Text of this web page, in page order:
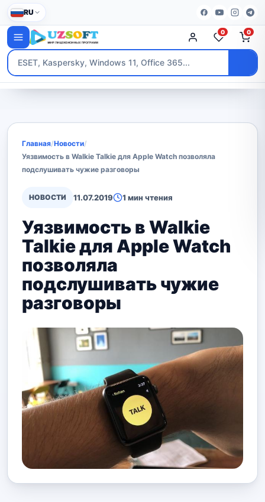
RU
0 0
Главная/Новости/
Уязвимость в Walkie Talkie для Apple Watch позволяла
подслушивать чужие разговоры
НОВОСТИ 11.07.2019 1 мин чтения
Уязвимость в Walkie
Talkie для Apple Watch
позволяла
подслушивать чужие
разговоры